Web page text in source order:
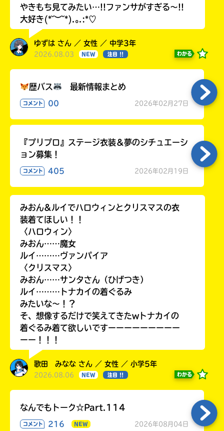
やきもち見てみたい…!!ファンサがすぎる〜!!
大好き(*˘︶˘*).｡.:*♡
ゆずは さん ／ 女性 ／ 中学3年
2026.08.03 NEW 注目 !! わかる
歴バス 最新情報まとめ
コメント 00 2026年02月27日
『プリプロ』ステージ衣装＆夢のシチュエーシ
ョン募集！
コメント 405 2026年02月19日
みおん&ルイでハロウィンとクリスマスの衣
装着てほしい！！
〈ハロウィン〉
みおん……魔女
ルイ………ヴァンパイア
〈クリスマス〉
みおん……サンタさん（ひげつき）
ルイ………トナカイの着ぐるみ
みたいな〜！？
そ、想像するだけで笑えてきたwトナカイの
着ぐるみ着て欲しいですーーーーーーーーー
ーー！！！
歌田 みなな さん ／ 女性 ／ 小学5年
2026.08.06 NEW 注目 !! わかる
なんでもトーク☆Part.114
コメント 216 NEW 2026年08月04日